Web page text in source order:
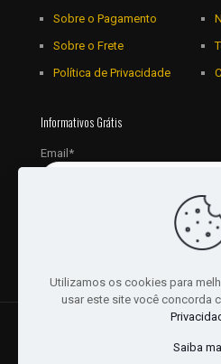
Sobre o Pagamento
Sobre o Frete
Política de Privacidade
Informativos Grátis
Email*
Distribuidora Ltda - CNPJ:
Utilizamos os cookies para
usar este site você concorda
Saiba